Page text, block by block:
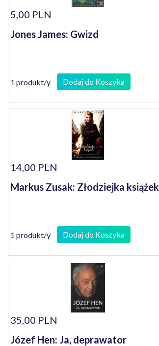
5,00 PLN
Jones James: Gwizd
1 produkt/y Dodaj do Koszyka
14,00 PLN
Markus Zusak: Złodziejka książek
1 produkt/y Dodaj do Koszyka
35,00 PLN
Józef Hen: Ja, deprawator